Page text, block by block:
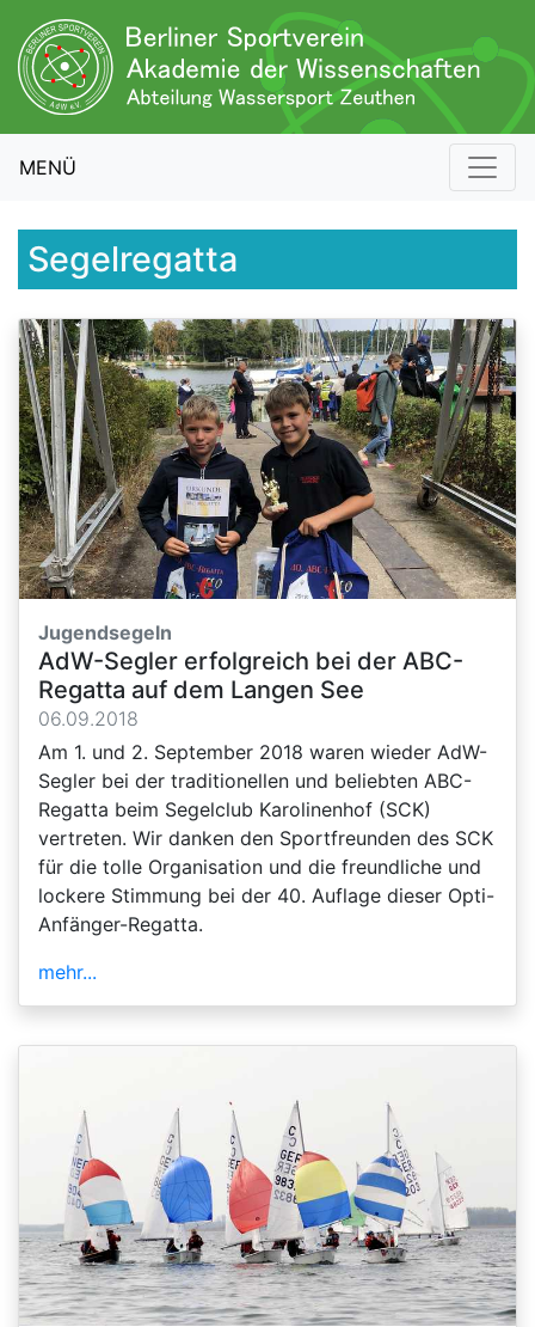
MENÜ
Segelregatta
Jugendsegeln
AdW-Segler erfolgreich bei der ABC-
Regatta auf dem Langen See
06.09.2018
Am 1. und 2. September 2018 waren wieder AdW-
Segler bei der traditionellen und beliebten ABC-
Regatta beim Segelclub Karolinenhof (SCK)
vertreten. Wir danken den Sportfreunden des SCK
für die tolle Organisation und die freundliche und
lockere Stimmung bei der 40. Auflage dieser Opti-
Anfänger-Regatta.
mehr...